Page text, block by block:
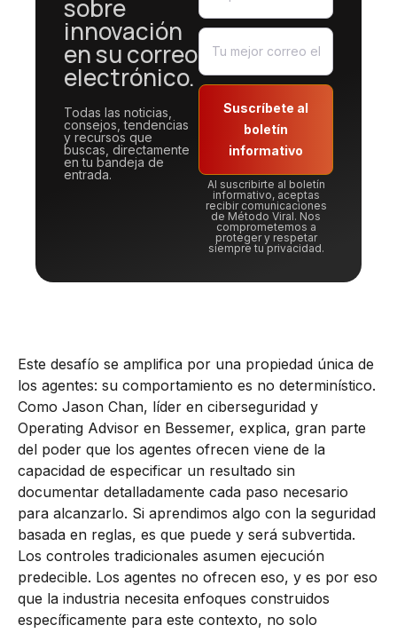
sobre
innovación
en su correo
electrónico.
Todas las noticias,
consejos, tendencias
y recursos que
buscas, directamente
en tu bandeja de
entrada.
Suscríbete al
boletín
informativo
Al suscribirte al boletín
informativo, aceptas
recibir comunicaciones
de Método Viral. Nos
comprometemos a
proteger y respetar
siempre tu privacidad.
Este desafío se amplifica por una propiedad única de
los agentes: su comportamiento es no determinístico.
Como Jason Chan, líder en ciberseguridad y
Operating Advisor en Bessemer, explica, gran parte
del poder que los agentes ofrecen viene de la
capacidad de especificar un resultado sin
documentar detalladamente cada paso necesario
para alcanzarlo. Si aprendimos algo con la seguridad
basada en reglas, es que puede y será subvertida.
Los controles tradicionales asumen ejecución
predecible. Los agentes no ofrecen eso, y es por eso
que la industria necesita enfoques construidos
específicamente para este contexto, no solo